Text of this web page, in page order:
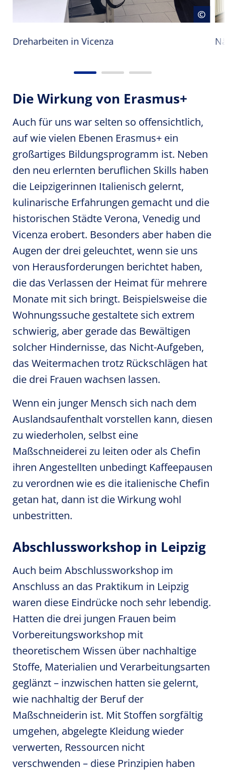
Copyrighthinweis öffnen ©
Dreharbeiten in Vicenza
Die Wirkung von Erasmus+
Auch für uns war selten so offensichtlich,
auf wie vielen Ebenen Erasmus+ ein
großartiges Bildungsprogramm ist. Neben
den neu erlernten beruflichen Skills haben
die Leipzigerinnen Italienisch gelernt,
kulinarische Erfahrungen gemacht und die
historischen Städte Verona, Venedig und
Vicenza erobert. Besonders aber haben die
Augen der drei geleuchtet, wenn sie uns
von Herausforderungen berichtet haben,
die das Verlassen der Heimat für mehrere
Monate mit sich bringt. Beispielsweise die
Wohnungssuche gestaltete sich extrem
schwierig, aber gerade das Bewältigen
solcher Hindernisse, das Nicht-Aufgeben,
das Weitermachen trotz Rückschlägen hat
die drei Frauen wachsen lassen.
Wenn ein junger Mensch sich nach dem
Auslandsaufenthalt vorstellen kann, diesen
zu wiederholen, selbst eine
Maßschneiderei zu leiten oder als Chefin
ihren Angestellten unbedingt Kaffeepausen
zu verordnen wie es die italienische Chefin
getan hat, dann ist die Wirkung wohl
unbestritten.
Abschlussworkshop in Leipzig
Auch beim Abschlussworkshop im
Anschluss an das Praktikum in Leipzig
waren diese Eindrücke noch sehr lebendig.
Hatten die drei jungen Frauen beim
Vorbereitungsworkshop mit
theoretischem Wissen über nachhaltige
Stoffe, Materialien und Verarbeitungsarten
geglänzt – inzwischen hatten sie gelernt,
wie nachhaltig der Beruf der
Maßschneiderin ist. Mit Stoffen sorgfältig
umgehen, abgelegte Kleidung wieder
verwerten, Ressourcen nicht
verschwenden – diese Prinzipien haben